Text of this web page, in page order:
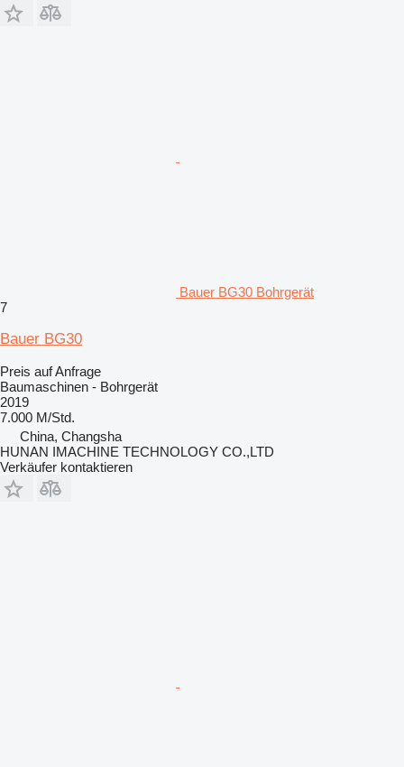
Bauer BG30 Bohrgerät
7
Bauer BG30
Preis auf Anfrage
Baumaschinen - Bohrgerät
2019
7.000 M/Std.
China, Changsha
HUNAN IMACHINE TECHNOLOGY CO.,LTD
Verkäufer kontaktieren